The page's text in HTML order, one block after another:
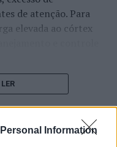
Information
de atenção. Para
elevada ao córtex
digitais também
Na sua visão,